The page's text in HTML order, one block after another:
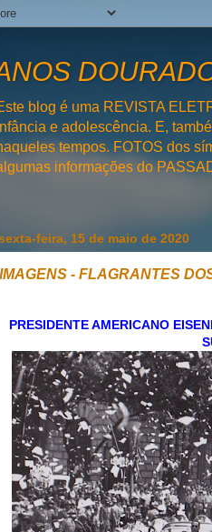
blog é uma REVISTA
e adolescência. E,
tempos. FOTOS dos
informações do
feira, 15 de maio de 2020
IMAGENS - FLAGRANTES
PRESIDENTE AMERICANO